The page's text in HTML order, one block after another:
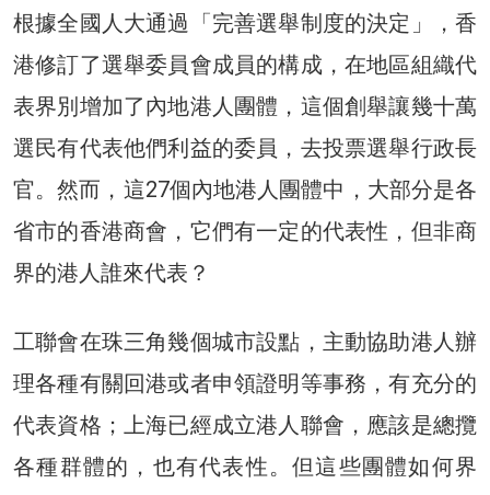
根據全國人大通過「完善選舉制度的決定」，香
港修訂了選舉委員會成員的構成，在地區組織代
表界別增加了內地港人團體，這個創舉讓幾十萬
選民有代表他們利益的委員，去投票選舉行政長
官。然而，這27個內地港人團體中，大部分是各
省市的香港商會，它們有一定的代表性，但非商
界的港人誰來代表？
工聯會在珠三角幾個城市設點，主動協助港人辦
理各種有關回港或者申領證明等事務，有充分的
代表資格；上海已經成立港人聯會，應該是總攬
各種群體的，也有代表性。但這些團體如何界